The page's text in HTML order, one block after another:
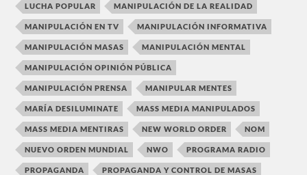
LUCHA POPULAR MANIPULACIÓN DE LA REALIDAD
MANIPULACIÓN EN TV MANIPULACIÓN INFORMATIVA
MANIPULACIÓN MASAS MANIPULACIÓN MENTAL
MANIPULACIÓN OPINIÓN PÚBLICA
MANIPULACIÓN PRENSA MANIPULAR MENTES
MARÍA DESILUMINATE MASS MEDIA MANIPULADOS
MASS MEDIA MENTIRAS NEW WORLD ORDER NOM
NUEVO ORDEN MUNDIAL NWO PROGRAMA RADIO
PROPAGANDA PROPAGANDA Y CONTROL DE MASAS